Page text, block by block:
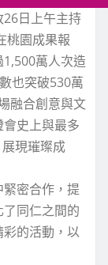
26日上午主持
桃園成果報
萬人次造
也突破530萬
融合創意與文
史上與最多
現璀璨成
密合作，提
同仁之間的
的活動，以